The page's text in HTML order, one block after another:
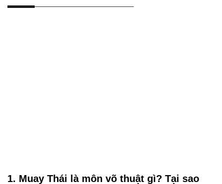
1. Muay Thái là môn võ thuật gì? Tại sao